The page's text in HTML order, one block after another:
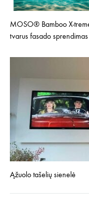
MOSO® Bamboo X-
tvarus fasado sprendimas
Ąžuolo tašelių sienelė